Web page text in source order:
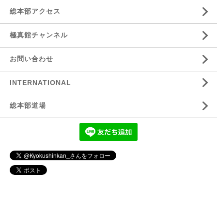
総本部アクセス
極真館チャンネル
お問い合わせ
INTERNATIONAL
総本部道場